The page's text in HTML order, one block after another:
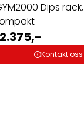
Dips rack,
Kontakt oss